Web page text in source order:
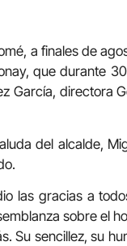
a finales de
que durante
García, directora
del alcalde,
las gracias a
sobre el
Su sencillez, su